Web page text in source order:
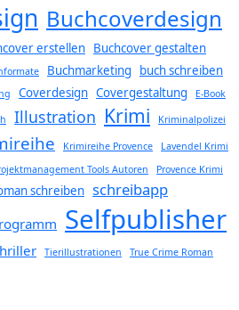
Buchcoverdesign
erstellen Buchcover gestalten
Buchmarketing
buch schreiben
Coverdesign Covergestaltung E-Book
Illustration Krimi Kriminalpolizei
Krimireihe Provence Lavendel Krimi
Tools Autoren
Provence Krimi
schreiben schreibapp
Selfpublisher
Tierillustrationen True Crime Roman